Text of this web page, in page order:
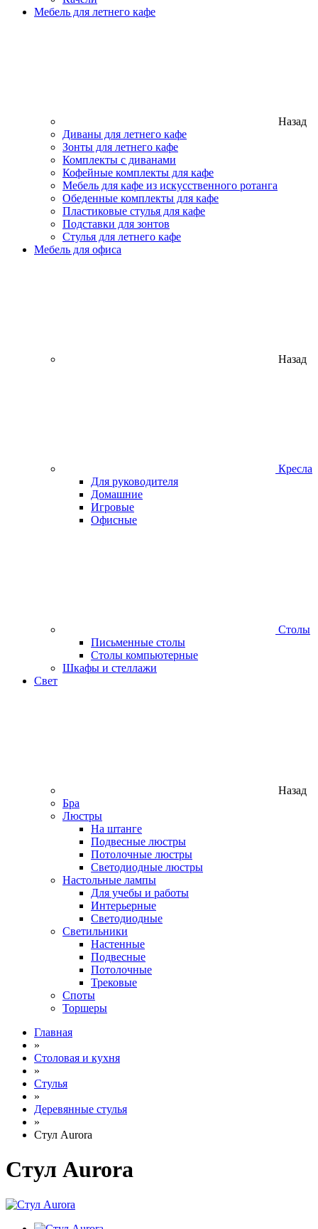
Мебель для летнего кафе
Назад
Диваны для летнего кафе
Зонты для летнего кафе
Комплекты с диванами
Кофейные комплекты для кафе
Мебель для кафе из искусственного ротанга
Обеденные комплекты для кафе
Пластиковые стулья для кафе
Подставки для зонтов
Стулья для летнего кафе
Мебель для офиса
Назад
Кресла
Для руководителя
Домашние
Игровые
Офисные
Столы
Письменные столы
Столы компьютерные
Шкафы и стеллажи
Свет
Назад
Бра
Люстры
На штанге
Подвесные люстры
Потолочные люстры
Светодиодные люстры
Настольные лампы
Для учебы и работы
Интерьерные
Светодиодные
Светильники
Настенные
Подвесные
Потолочные
Трековые
Споты
Торшеры
Главная
»
Столовая и кухня
»
Стулья
»
Деревянные стулья
»
Стул Aurora
Стул Aurora